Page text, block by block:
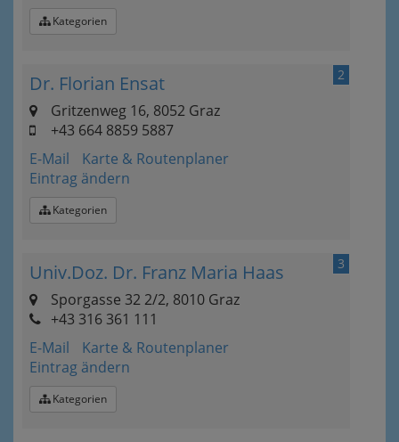
Kategorien
2
Dr. Florian Ensat
Gritzenweg 16, 8052 Graz
+43 664 8859 5887
E-Mail
Karte & Routenplaner
Eintrag ändern
Kategorien
3
Univ.Doz. Dr. Franz Maria Haas
Sporgasse 32 2/2, 8010 Graz
+43 316 361 111
E-Mail
Karte & Routenplaner
Eintrag ändern
Kategorien